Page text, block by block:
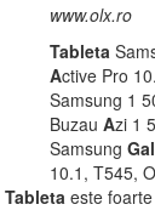
www.olx.ro
Tableta
Active Pro
Samsung 1
Buzau Azi 1
Samsung
10.1, T545,
Tableta este